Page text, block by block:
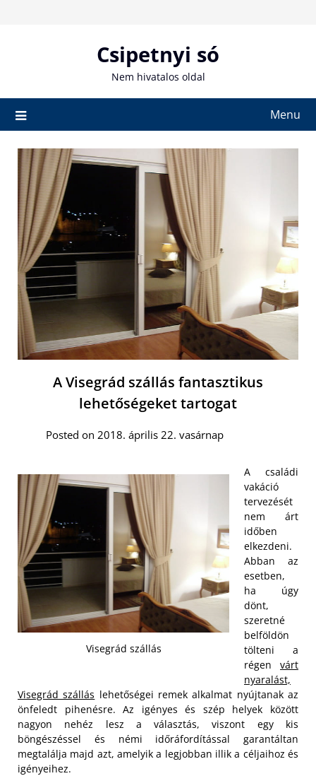
Csipetnyi só
Nem hivatalos oldal
Menu
A Visegrád szállás fantasztikus
lehetőségeket tartogat
Posted on 2018. április 22. vasárnap
Visegrád szállás
A családi
vakáció
tervezését
nem árt
időben
elkezdeni.
Abban az
esetben,
ha úgy
dönt,
szeretné
belföldön
tölteni a
régen várt
nyaralást,
Visegrád szállás lehetőségei remek alkalmat nyújtanak az
önfeledt pihenésre. Az igényes és szép helyek között
nagyon nehéz lesz a választás, viszont egy kis
böngészéssel és némi időráfordítással garantáltan
megtalálja majd azt, amelyik a legjobban illik a céljaihoz és
igényeihez.